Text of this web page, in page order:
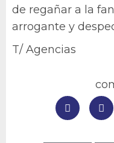
de regañar a la
arrogante y
T/ Agencias